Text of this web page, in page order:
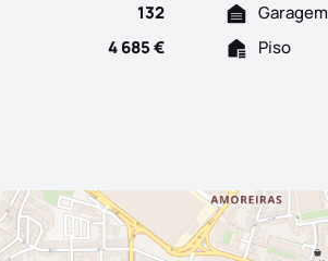
132 Garagem
4 685 € Piso